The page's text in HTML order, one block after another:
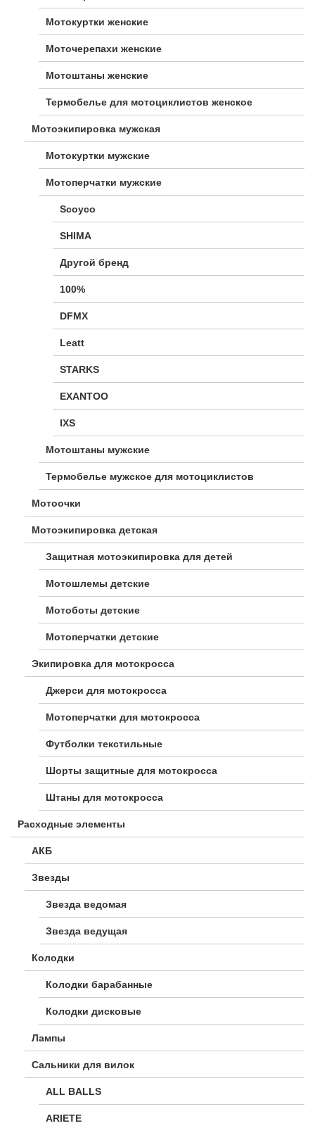
Мотокуртки женские
Моточерепахи женские
Мотоштаны женские
Термобелье для мотоциклистов женское
Мотоэкипировка мужская
Мотокуртки мужские
Мотоперчатки мужские
Scoyco
SHIMA
Другой бренд
100%
DFMX
Leatt
STARKS
EXANTOO
IXS
Мотоштаны мужские
Термобелье мужское для мотоциклистов
Мотоочки
Мотоэкипировка детская
Защитная мотоэкипировка для детей
Мотошлемы детские
Мотоботы детские
Мотоперчатки детские
Экипировка для мотокросса
Джерси для мотокросса
Мотоперчатки для мотокросса
Футболки текстильные
Шорты защитные для мотокросса
Штаны для мотокросса
Расходные элементы
АКБ
Звезды
Звезда ведомая
Звезда ведущая
Колодки
Колодки барабанные
Колодки дисковые
Лампы
Сальники для вилок
ALL BALLS
ARIETE